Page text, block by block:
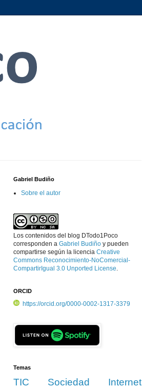
Gabriel Budiño
Sobre el autor
Los contenidos del blog DTodo1Poco
corresponden a Gabriel Budiño y pueden
compartirse según la licencia Creative
Commons Reconocimiento-NoComercial-
CompartirIgual 3.0 Unported License.
ORCID
https://orcid.org/0000-0002-1317-3379
Temas
TIC Sociedad
Internet